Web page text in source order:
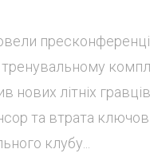
літніх
та втрата
клубу...